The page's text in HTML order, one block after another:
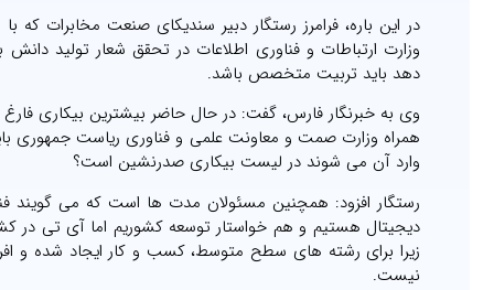
در این باره، فرامرز رستگار دبیر سندیکای صنعت مخابرات
وزارت ارتباطات و فناوری اطلاعات در تحقق شعار تولید
دهد باید تربیت متخصص باشد.
وی به خبرنگار فارس، گفت: در حال حاضر بیشترین بیکاری
همراه وزارت صمت و معاونت علمی و فناوری ریاست جمهوری
وارد آن می شوند در لیست بیکاری صدرنشین است؟
رستگار افزود: همچنین مسئولان مدت ها است که می گویند
دیجیتال هستیم و هم خواستار توسعه کشوریم اما آی تی در
زیرا برای رشته های سطح متوسط، کسب و کار ایجاد شده و
نیست.